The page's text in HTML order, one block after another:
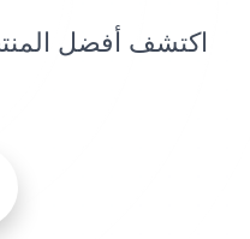
اكتشف أفضل